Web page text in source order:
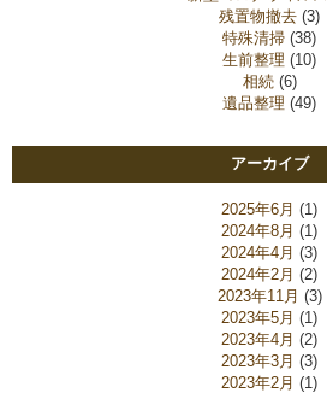
残置物撤去 (3)
特殊清掃 (38)
生前整理 (10)
相続(6)
遺品整理 (49)
アーカイブ
2025年6月 (1)
2024年8月 (1)
2024年4月 (3)
2024年2月 (2)
2023年11月 (3)
2023年5月 (1)
2023年4月 (2)
2023年3月 (3)
2023年2月 (1)